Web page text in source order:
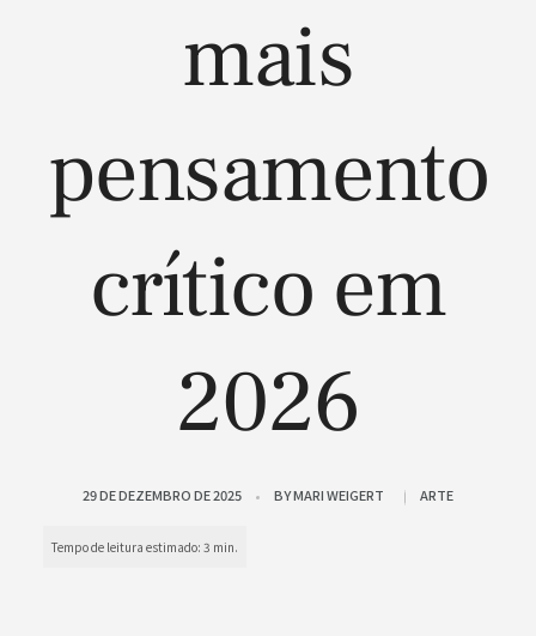
mais
pensamento
crítico em
2026
29 DE DEZEMBRO DE 2025 BYMARI WEIGERT ARTE